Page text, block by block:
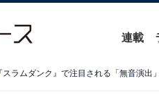
連載
スラムダンク』で注目される「無音演出